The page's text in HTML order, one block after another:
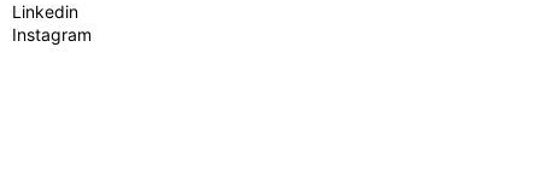
Linkedin
Instagram